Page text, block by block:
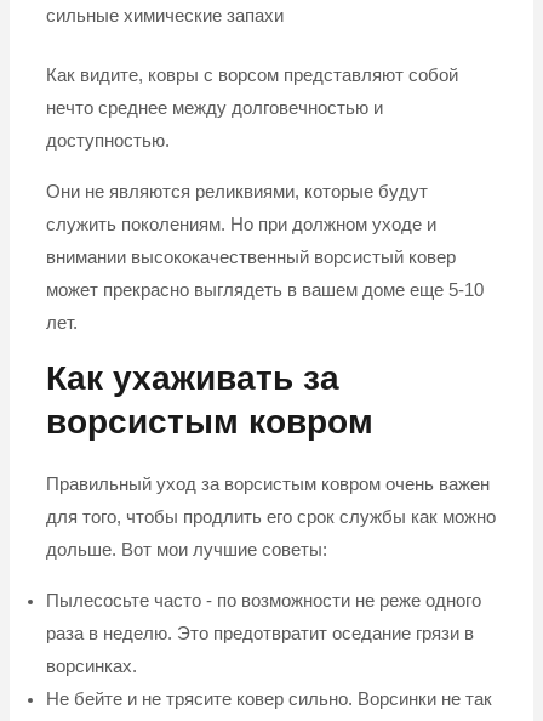
сильные химические запахи
Как видите, ковры с ворсом представляют собой
нечто среднее между долговечностью и
доступностью.
Они не являются реликвиями, которые будут
служить поколениям. Но при должном уходе и
внимании высококачественный ворсистый ковер
может прекрасно выглядеть в вашем доме еще 5-10
лет.
Как ухаживать за
ворсистым ковром
Правильный уход за ворсистым ковром очень важен
для того, чтобы продлить его срок службы как можно
дольше. Вот мои лучшие советы:
Пылесосьте часто - по возможности не реже одного
раза в неделю. Это предотвратит оседание грязи в
ворсинках.
Не бейте и не трясите ковер сильно. Ворсинки не так